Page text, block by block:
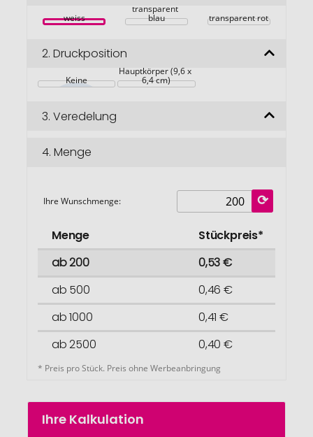
weiss
transparent
blau transparent rot
2. Druckposition
Keine
Hauptkörper (9,6 x
6,4 cm)
3. Veredelung
4. Menge
Ihre Wunschmenge:
Menge
Stückpreis*
ab 200
0,53 €
ab 500
0,46 €
ab 1000
0,41 €
ab 2500
0,40 €
* Preis pro Stück. Preis ohne Werbeanbringung
Ihre Kalkulation